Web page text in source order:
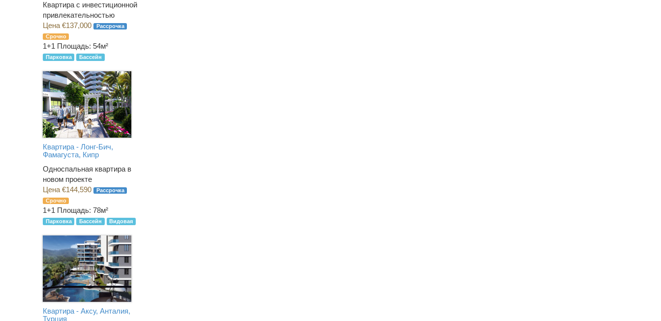
Квартира с инвестиционной
привлекательностью
Цена €137,000
Рассрочка
Срочно
1+1 Площадь: 54м²
Парковка Бассейн
Квартира - Лонг-Бич,
Фамагуста, Кипр
Односпальная квартира в
новом проекте
Цена €144,590
Рассрочка
Срочно
1+1 Площадь: 78м²
Парковка Бассейн Видовая
Квартира - Аксу, Анталия,
Турция